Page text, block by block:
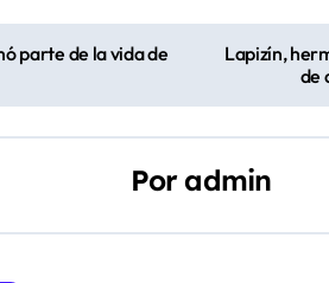
parte de la vida de
Lapizín,
de
Poradmin